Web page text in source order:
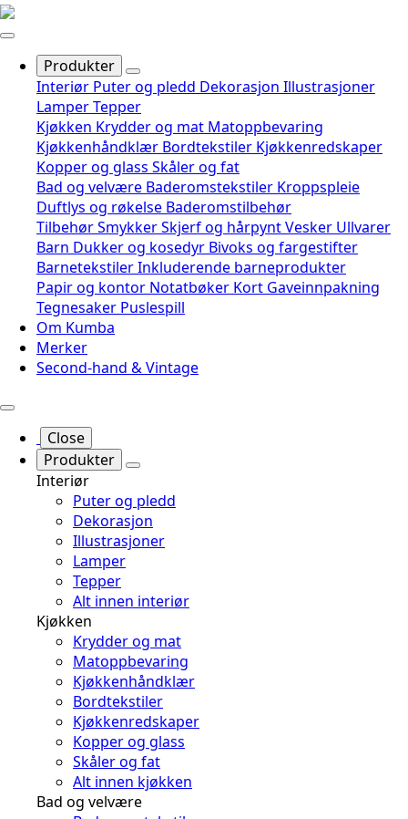
Produkter
Interiør Puter og pledd Dekorasjon Illustrasjoner
LamperTepper
Kjøkken Krydder og mat Matoppbevaring
Kjøkkenhåndklær Bordtekstiler Kjøkkenredskaper
Kopper og glass Skåler og fat
Bad og velvære Baderomstekstiler Kroppspleie
Duftlys og røkelse Baderomstilbehør
TilbehørSmykkerSkjerf og hårpyntVesker Ullvarer
Barn Dukker og kosedyr Bivoks og fargestifter
BarnetekstilerInkluderende barneprodukter
Papir og kontor Notatbøker Kort Gaveinnpakning
Tegnesaker Puslespill
Om Kumba
Merker
Second-hand & Vintage
Close
Produkter
Interiør
Puter og pledd
Dekorasjon
Illustrasjoner
Lamper
Tepper
Alt innen interiør
Kjøkken
Krydder og mat
Matoppbevaring
Kjøkkenhåndklær
Bordtekstiler
Kjøkkenredskaper
Kopper og glass
Skåler og fat
Alt innen kjøkken
Bad og velvære